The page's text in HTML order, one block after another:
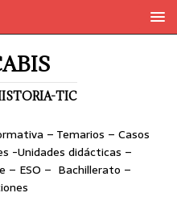
TIC
– Temarios – Casos
-Unidades didácticas –
– ESO – Bachillerato –